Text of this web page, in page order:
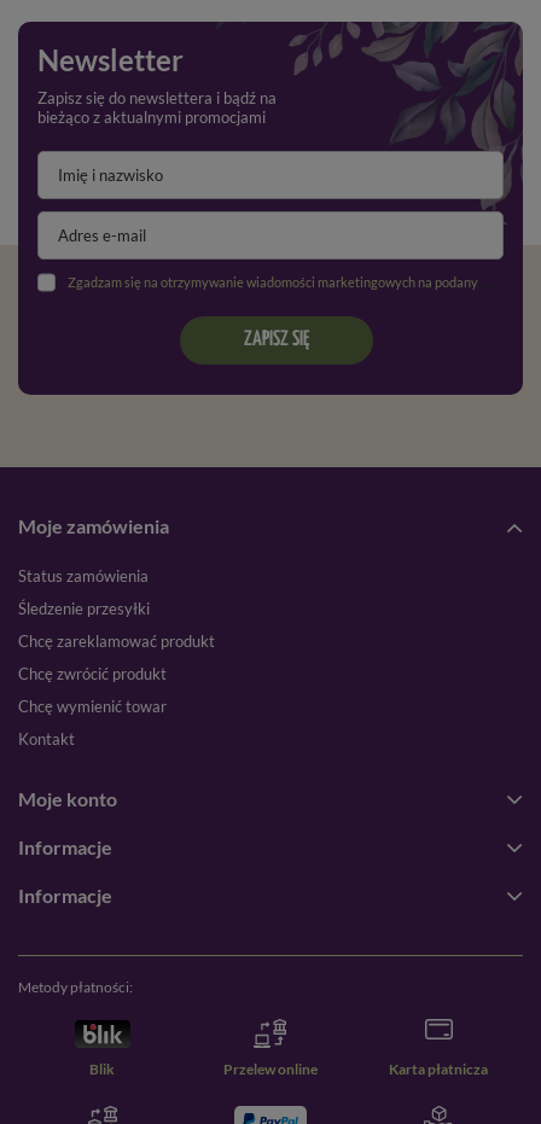
Newsletter
Zapisz się do newslettera i bądź na
bieżąco z aktualnymi promocjami
Zgadzam się na otrzymywanie wiadomości marketingowych na podany adres e-mail oraz przetwarzanie danych osobowych zgodnie z
ZAPISZ SIĘ
Moje zamówienia
Status zamówienia
Śledzenie przesyłki
Chcę zareklamować produkt
Chcę zwrócić produkt
Chcę wymienić towar
Kontakt
Moje konto
Informacje
Informacje
Metody płatności:
Blik Przelew online Karta płatnicza